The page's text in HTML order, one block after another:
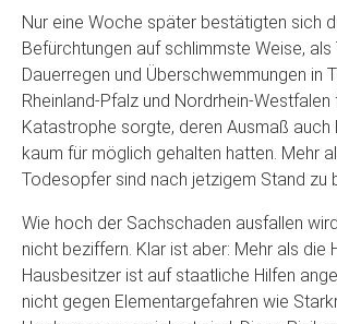
Nur eine Woche später bestätigten sich
Befürchtungen auf schlimmste Weise, als
Dauerregen und Überschwemmungen in
Rheinland-Pfalz und Nordrhein-Westfalen
Katastrophe sorgte, deren Ausmaß auch
kaum für möglich gehalten hatten. Mehr
Todesopfer sind nach jetzigem Stand zu
Wie hoch der Sachschaden ausfallen
nicht beziffern. Klar ist aber: Mehr als die
Hausbesitzer ist auf staatliche Hilfen
nicht gegen Elementargefahren wie